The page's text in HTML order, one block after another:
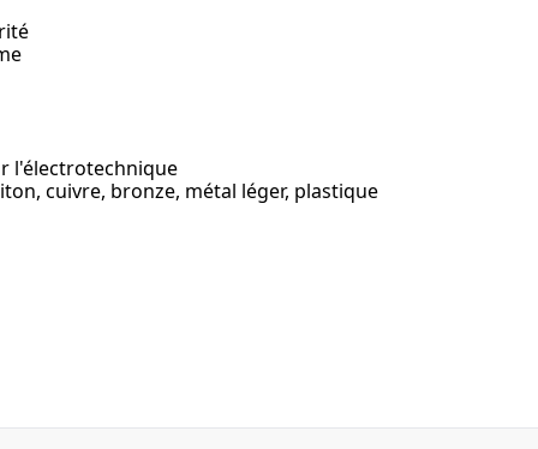
l'électrotechnique
cuivre, bronze, métal léger, plastique